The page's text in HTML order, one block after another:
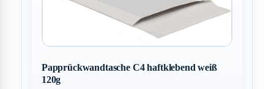
Papprückwandtasche C4 haftklebend weiß
120g